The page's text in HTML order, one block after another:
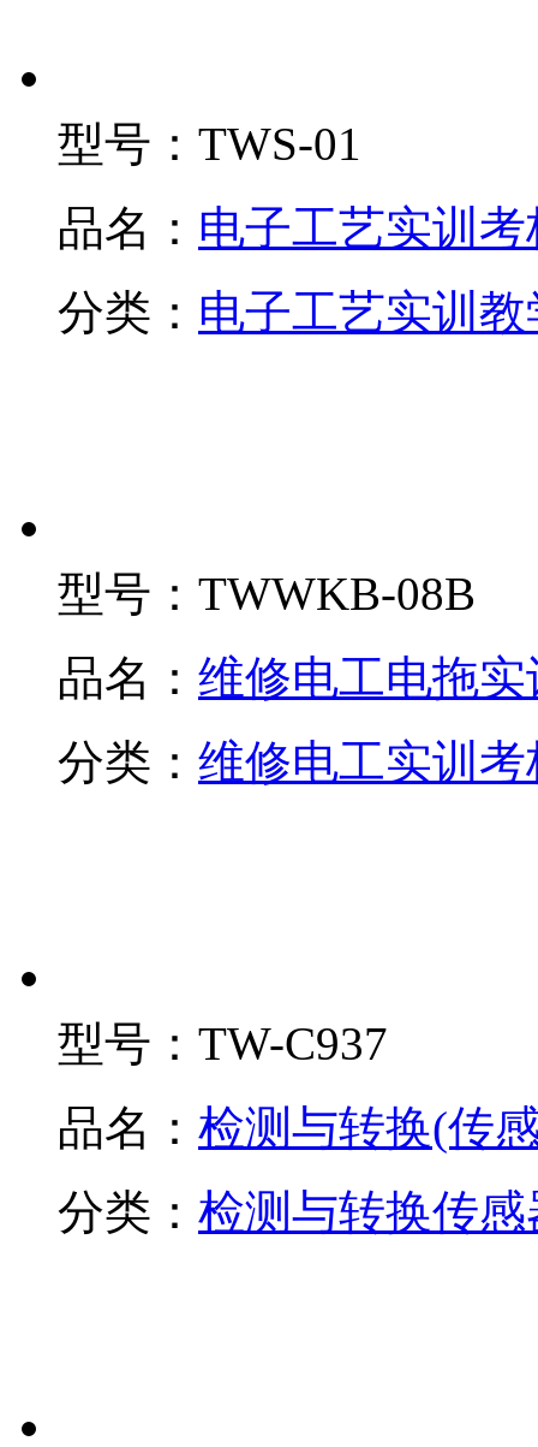
型号： TWS-01
品名： 电子工艺实训
分类： 电子工艺实训
型号： TWWKB-08B
品名： 维修电工电拖
分类： 维修电工实训考
型号： TW-C937
品名： 检测与转换(传
分类： 检测与转换传